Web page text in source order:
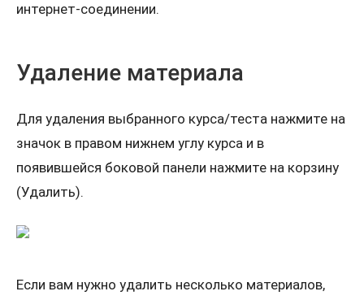
интернет-соединении.
Удаление материала
Для удаления выбранного курса/теста нажмите на
значок в правом нижнем углу курса и в
появившейся боковой панели нажмите на корзину
(Удалить).
Если вам нужно удалить несколько материалов,